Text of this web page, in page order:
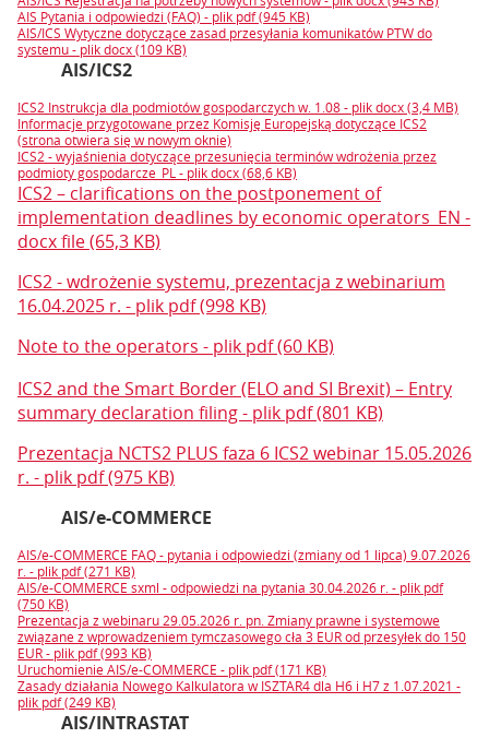
AIS Pytania i odpowiedzi (FAQ) - plik pdf (945 KB)
AIS/ICS Wytyczne dotyczące zasad przesyłania komunikatów PTW do
systemu - plik docx (109 KB)
AIS/ICS2
ICS2 Instrukcja dla podmiotów gospodarczych w. 1.08 - plik docx (3,4 MB)
Informacje przygotowane przez Komisję Europejską dotyczące ICS2
(strona otwiera się w nowym oknie)
ICS2 - wyjaśnienia dotyczące przesunięcia terminów wdrożenia przez
podmioty gospodarcze_PL - plik docx (68,6 KB)
ICS2 – clarifications on the postponement of
implementation deadlines by economic operators_EN -
docx file (65,3 KB)
ICS2 - wdrożenie systemu, prezentacja z webinarium
16.04.2025 r. - plik pdf (998 KB)
Note to the operators - plik pdf (60 KB)
ICS2 and the Smart Border (ELO and SI Brexit) – Entry
summary declaration filing - plik pdf (801 KB)
Prezentacja NCTS2 PLUS faza 6 ICS2 webinar 15.05.2026
r. - plik pdf (975 KB)
AIS/e-COMMERCE
AIS/e-COMMERCE FAQ - pytania i odpowiedzi (zmiany od 1 lipca) 9.07.2026
r. - plik pdf (271 KB)
AIS/e-COMMERCE sxml - odpowiedzi na pytania 30.04.2026 r. - plik pdf
(750 KB)
Prezentacja z webinaru 29.05.2026 r. pn. Zmiany prawne i systemowe
związane z wprowadzeniem tymczasowego cła 3 EUR od przesyłek do 150
EUR - plik pdf (993 KB)
Uruchomienie AIS/e-COMMERCE - plik pdf (171 KB)
Zasady działania Nowego Kalkulatora w ISZTAR4 dla H6 i H7 z 1.07.2021 -
plik pdf (249 KB)
AIS/INTRASTAT